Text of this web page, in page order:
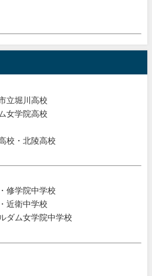
立堀川高校
女学院高校
校・北陵高校
修学院中学校
近衛中学校
ダム女学院中学校